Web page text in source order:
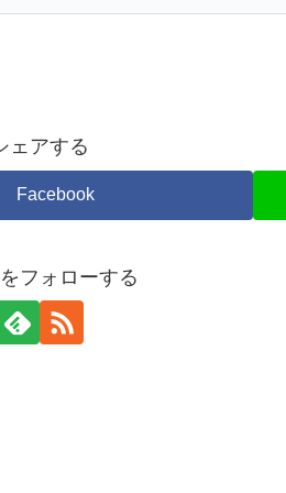
ェアする
Facebook
フォローする